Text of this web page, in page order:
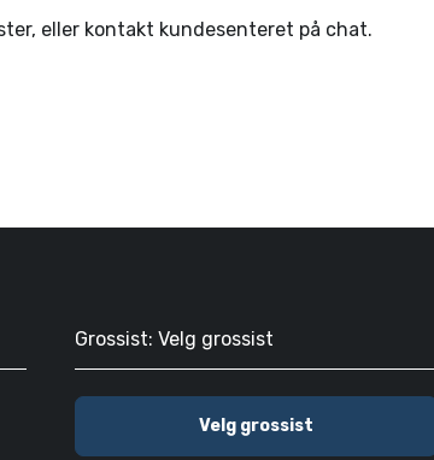
eller kontakt kundesenteret på chat.
Grossist: Velg grossist
Velg grossist